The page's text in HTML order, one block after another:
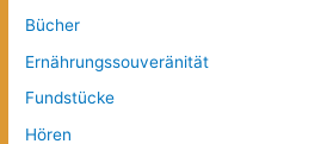
Bücher
Ernährungssouveränität
Fundstücke
Hören